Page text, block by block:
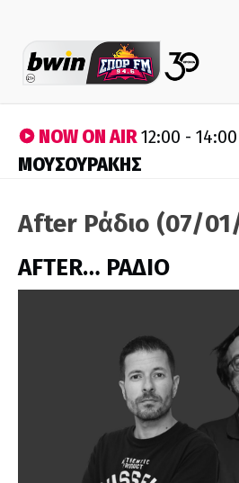
NOW ON AIR12:00 -
ΜΟΥΣΟΥΡΑΚΗΣ
After Ράδιο (07/
AFTER… ΡΑΔΙΟ